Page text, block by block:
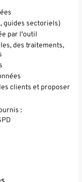
guides sectoriels)
par l'outil
des traitements,
clients et proposer
: